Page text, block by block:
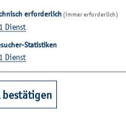
erforderlich (immer erforderlich)
1 Dienst
Statistiken
1 Dienst
bestätigen